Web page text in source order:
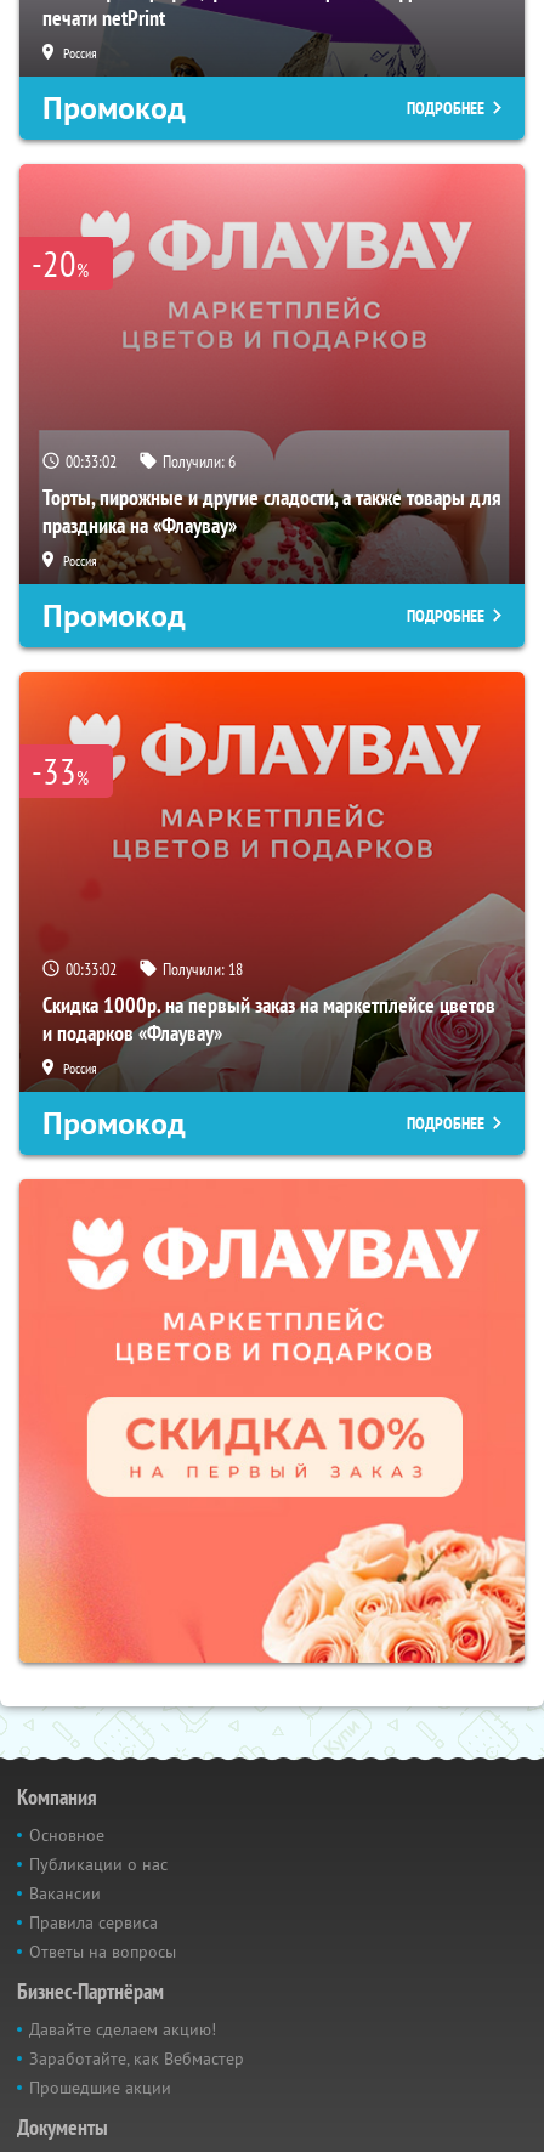
печати netPrint
Россия
Промокод ПОДРОБНЕЕ
-20%
00:33:01 Получили:6
Торты, пирожные и другие сладости, а также товары для
праздника на «Флаувау»
Россия
Промокод ПОДРОБНЕЕ
-33%
00:33:01 Получили: 18
Скидка 1000р. на первый заказ на маркетплейсе цветов
и подарков «Флаувау»
Россия
Промокод ПОДРОБНЕЕ
Компания
Основное
Публикации о нас
Вакансии
Правила сервиса
Ответы на вопросы
Бизнес-Партнёрам
Давайте сделаем акцию!
Заработайте, как Вебмастер
Прошедшие акции
Документы